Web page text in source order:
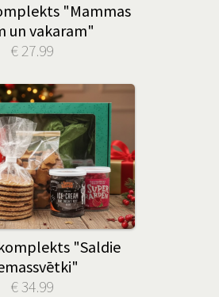
"Mammas
un vakaram"
€ 27.99
"Saldie
€ 34.99